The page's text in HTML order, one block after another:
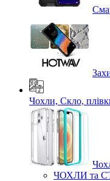
Чохли, Скло,
ЧОХЛИ та